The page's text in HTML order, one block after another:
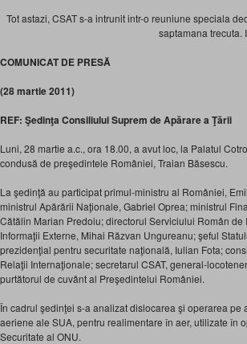
Tot astazi, CSAT s-a intrunit intr-o reuniune speciala
saptamana trecuta.
COMUNICAT DE PRESĂ
(28 martie 2011)
REF: Şedinţa Consiliului Suprem de Apărare a Ţării
Luni, 28 martie a.c., ora 18.00, a avut loc, la Palatul
condusă de preşedintele României, Traian Băsescu.
La şedinţă au participat primul-ministru al României,
ministrul Apărării Naţionale, Gabriel Oprea; ministrul
Cătălin Marian Predoiu; directorul Serviciului Român
Informaţii Externe, Mihai Răzvan Ungureanu; şeful
prezidenţial pentru securitate naţională, Iulian Fota;
Relaţii Internaţionale; secretarul CSAT, general-
purtătorul de cuvânt al Preşedintelui României.
În cadrul şedinţei s-a analizat dislocarea şi operarea
aeriene ale SUA, pentru realimentare în aer, utilizate
Securitate al ONU.